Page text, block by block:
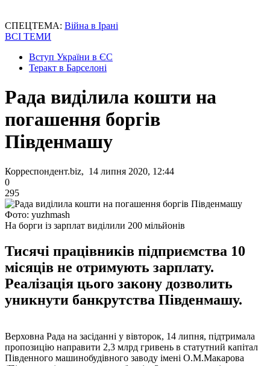
СПЕЦТЕМА: Війна в Ірані
ВСІ ТЕМИ
Вступ України в ЄС
Теракт в Барселоні
Рада виділила кошти на
погашення боргів
Південмашу
Корреспондент.biz, 14 липня 2020, 12:44
0
295
Фото: yuzhmash
На борги із зарплат виділили 200 мільйонів
Тисячі працівників підприємства 10
місяців не отримують зарплату.
Реалізація цього закону дозволить
уникнути банкрутства Південмашу.
Верховна Рада на засіданні у вівторок, 14 липня, підтримала
пропозицію направити 2,3 млрд гривень в статутний капітал
Південного машинобудівного заводу імені О.М.Макарова